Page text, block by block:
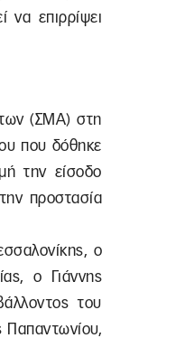
να επιρρίψει
(ΣΜΑ) στη
που δόθηκε
την είσοδο
προστασία
ο
ο Γιάννης
του
Παπαντωνίου,